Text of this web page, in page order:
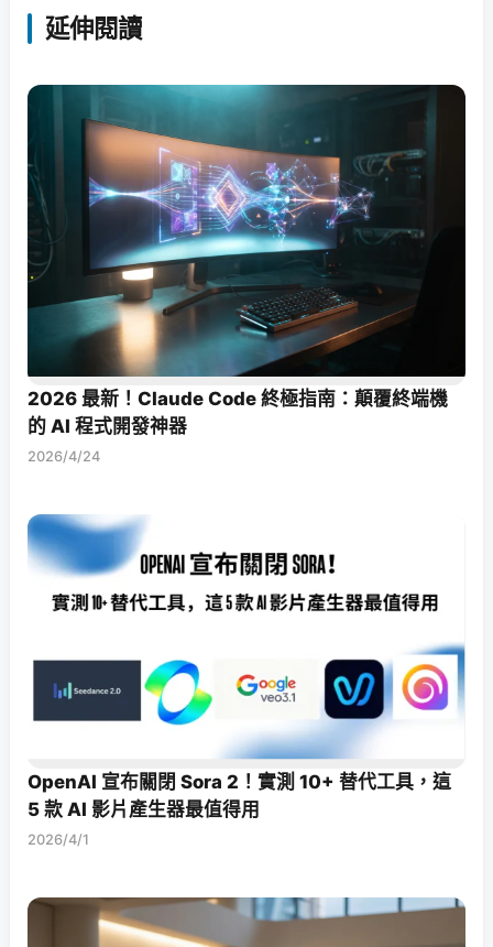
延伸閱讀
2026 最新！Claude Code 終極指南：顛覆終端機
的 AI 程式開發神器
2026/4/24
OpenAI 宣布關閉 Sora 2！實測 10+ 替代工具，這
5 款 AI 影片產生器最值得用
2026/4/1